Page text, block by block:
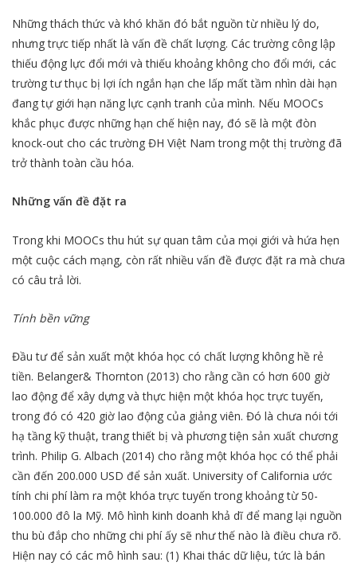
Những thách thức và khó khăn đó bắt nguồn từ nhiều lý do,
nhưng trực tiếp nhất là vấn đề chất lượng. Các trường công lập
thiếu động lực đổi mới và thiếu khoảng không cho đổi mới, các
trường tư thục bị lợi ích ngắn hạn che lấp mất tầm nhìn dài hạn
đang tự giới hạn năng lực cạnh tranh của mình. Nếu MOOCs
khắc phục được những hạn chế hiện nay, đó sẽ là một đòn
knock-out cho các trường ĐH Việt Nam trong một thị trường đã
trở thành toàn cầu hóa.
Những vấn đề đặt ra
Trong khi MOOCs thu hút sự quan tâm của mọi giới và hứa hẹn
một cuộc cách mạng, còn rất nhiều vấn đề được đặt ra mà chưa
có câu trả lời.
Tính bền vững
Đầu tư để sản xuất một khóa học có chất lượng không hề rẻ
tiền. Belanger& Thornton (2013) cho rằng cần có hơn 600 giờ
lao động để xây dựng và thực hiện một khóa học trực tuyến,
trong đó có 420 giờ lao động của giảng viên. Đó là chưa nói tới
hạ tầng kỹ thuật, trang thiết bị và phương tiện sản xuất chương
trình. Philip G. Albach (2014) cho rằng một khóa học có thể phải
cần đến 200.000 USD để sản xuất. University of California ước
tính chi phí làm ra một khóa trực tuyến trong khoảng từ 50-
100.000 đô la Mỹ. Mô hình kinh doanh khả dĩ để mang lại nguồn
thu bù đắp cho những chi phí ấy sẽ như thế nào là điều chưa rõ.
Hiện nay có các mô hình sau: (1) Khai thác dữ liệu, tức là bán